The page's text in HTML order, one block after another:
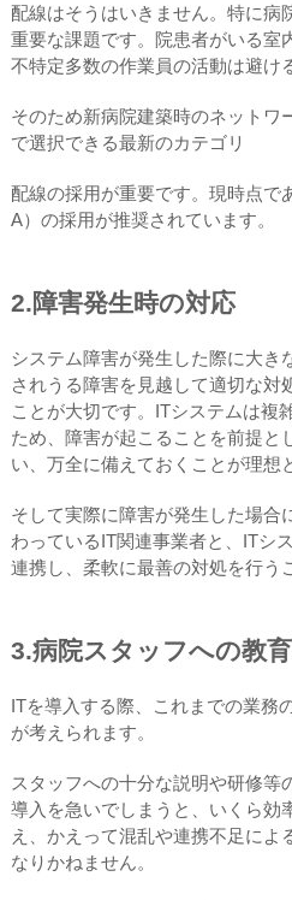
配線はそうはいきません。特に病
重要な課題です。院患者がいる室
不特定多数の作業員の活動は避け
そのため新病院建築時のネットワ
で選択できる最新のカテゴリ
配線の採用が重要です。現時点で
A）の採用が推奨されています。
2.障害発生時の対応
システム障害が発生した際に大き
されうる障害を見越して適切な対
ことが大切です。ITシステムは複
ため、障害が起こることを前提と
い、万全に備えておくことが理想
そして実際に障害が発生した場合
わっているIT関連事業者と、ITシ
連携し、柔軟に最善の対処を行う
3.病院スタッフへの教
ITを導入する際、これまでの業務
が考えられます。
スタッフへの十分な説明や研修等
導入を急いでしまうと、いくら効
え、かえって混乱や連携不足によ
なりかねません。